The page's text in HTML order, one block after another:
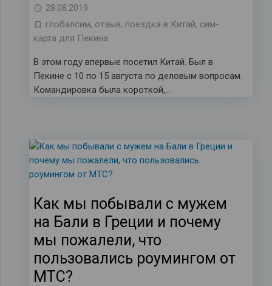
28.08.2019
глобалсим, отзыв, поездка в Китай, сим-
карта для Пекина
В этом году впервые посетил Китай. Был в
Пекине с 10 по 15 августа по деловым вопросам.
Командировка была короткой,…
Как мы побывали с мужем
на Бали в Греции и почему
мы пожалели, что
пользовались роумингом от
МТС?